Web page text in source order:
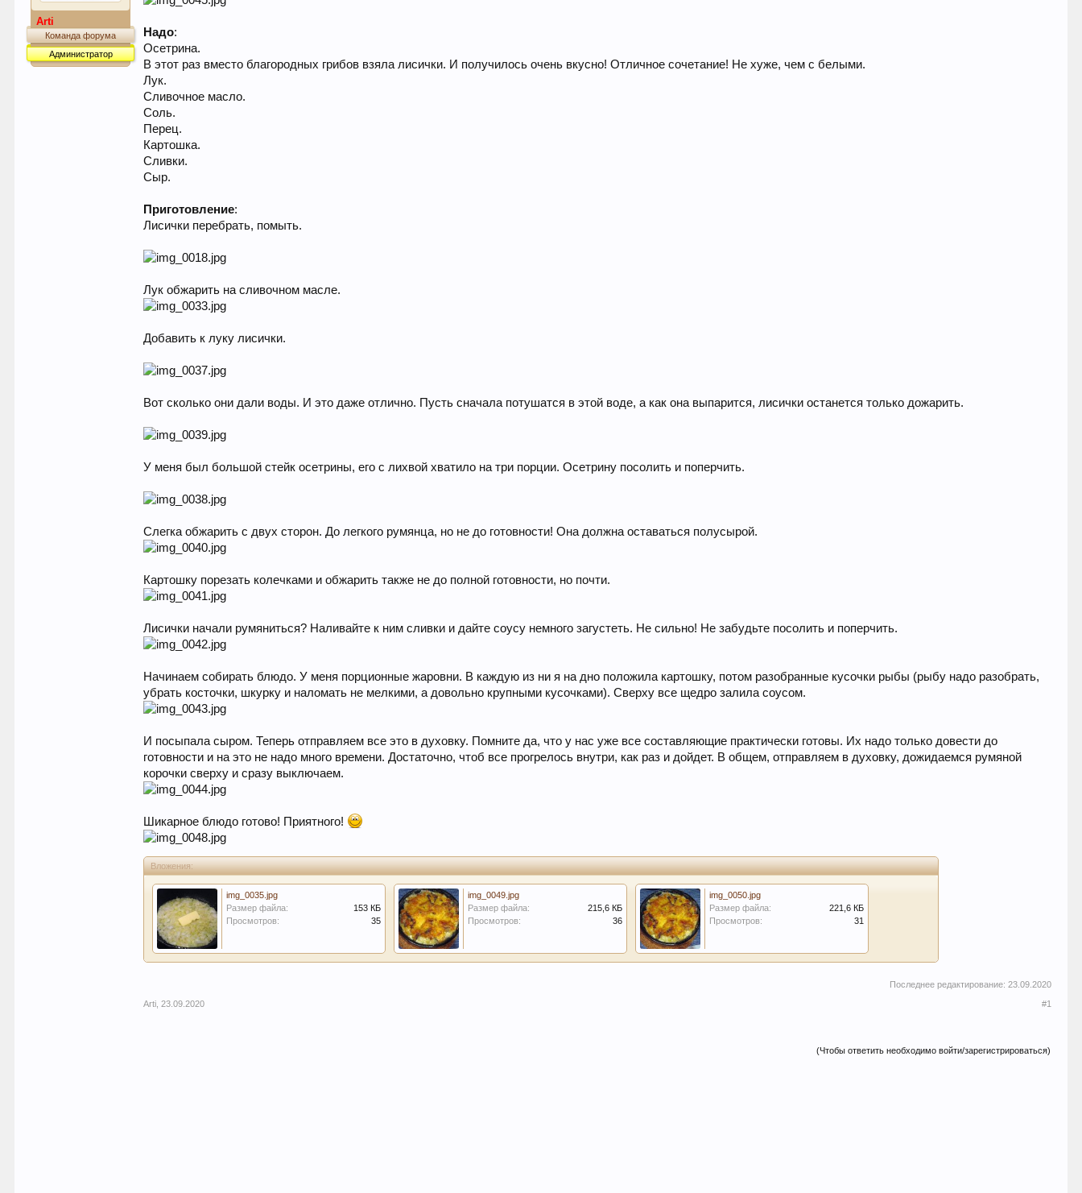
Arti
Команда форума
Администратор
Надо:
Осетрина.
В этот раз вместо благородных грибов взяла лисички. И получилось очень вкусно! Отличное сочетание! Не хуже, чем с белыми.
Лук.
Сливочное масло.
Соль.
Перец.
Картошка.
Сливки.
Сыр.
Приготовление:
Лисички перебрать, помыть.
Лук обжарить на сливочном масле.
Добавить к луку лисички.
Вот сколько они дали воды. И это даже отлично. Пусть сначала потушатся в этой воде, а как она выпарится, лисички останется только дожарить.
У меня был большой стейк осетрины, его с лихвой хватило на три порции. Осетрину посолить и поперчить.
Слегка обжарить с двух сторон. До легкого румянца, но не до готовности! Она должна оставаться полусырой.
Картошку порезать колечками и обжарить также не до полной готовности, но почти.
Лисички начали румяниться? Наливайте к ним сливки и дайте соусу немного загустеть. Не сильно! Не забудьте посолить и поперчить.
Начинаем собирать блюдо. У меня порционные жаровни. В каждую из ни я на дно положила картошку, потом разобранные кусочки рыбы (рыбу надо разобрать,
убрать косточки, шкурку и наломать не мелкими, а довольно крупными кусочками). Сверху все щедро залила соусом.
И посыпала сыром. Теперь отправляем все это в духовку. Помните да, что у нас уже все составляющие практически готовы. Их надо только довести до
готовности и на это не надо много времени. Достаточно, чтоб все прогрелось внутри, как раз и дойдет. В общем, отправляем в духовку, дожидаемся румяной
корочки сверху и сразу выключаем.
Шикарное блюдо готово! Приятного!
Вложения:
img_0035.jpg
Размер файла:
153 КБ
Просмотров:
35
img_0049.jpg
Размер файла:
215,6 КБ
Просмотров:
36
img_0050.jpg
Размер файла:
221,6 КБ
Просмотров:
31
Последнее редактирование: 23.09.2020
Arti 23.09.2020 #1
(Чтобы ответить необходимо войти/зарегистрироваться)